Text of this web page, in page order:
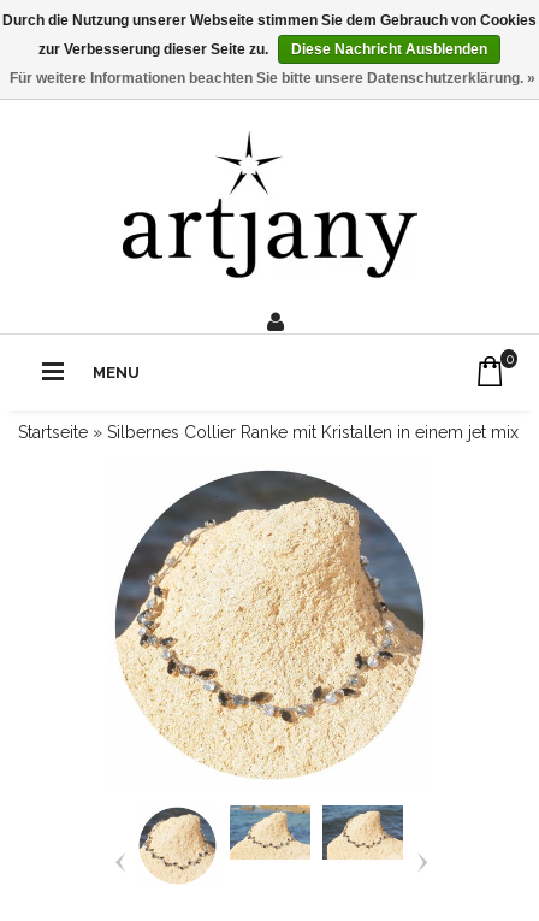
Rufe uns an:0211 - 210 310 2
MENU
0
Startseite » Silbernes Collier Ranke mit Kristallen in einem jet mix
Durch die Nutzung unserer Webseite stimmen Sie dem Gebrauch von Cookies
zur Verbesserung dieser Seite zu.
Diese Nachricht Ausblenden
Für weitere Informationen beachten Sie bitte unsere Datenschutzerklärung. »